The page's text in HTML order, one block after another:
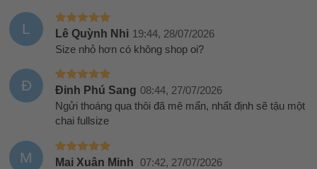
L Lê Quỳnh Nhi 19:44, 28/07/2026
Size nhỏ hơn có không shop oi?
Đ Đinh Phú Sang 08:44, 27/07/2026
Ngửi thoáng qua thôi đã mê mẩn, nhất định sẽ tậu một
chai fullsize
M Mai Xuân Minh 07:42, 27/07/2026